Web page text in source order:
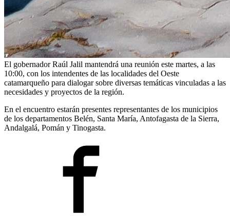
El gobernador Raúl Jalil mantendrá una reunión este martes, a las
10:00, con los intendentes de las localidades del Oeste
catamarqueño para dialogar sobre diversas temáticas vinculadas a las
necesidades y proyectos de la región.
En el encuentro estarán presentes representantes de los municipios
de los departamentos Belén, Santa María, Antofagasta de la Sierra,
Andalgalá, Pomán y Tinogasta.